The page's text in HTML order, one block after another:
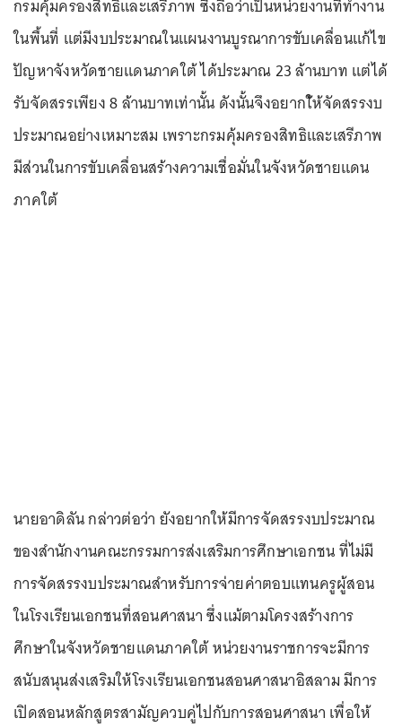
กรมคุ้มครองสิทธิและเสรีภาพ ซึ่งถือว่าเป็นหน่วยงานที่ทำงาน
ในพื้นที่ แต่มีงบประมาณในแผนงานบูรณาการขับเคลื่อนแก้ไข
ปัญหาจังหวัดชายแดนภาคใต้ ได้ประมาณ 23 ล้านบาท แต่ได้
รับจัดสรรเพียง 8 ล้านบาทเท่านั้น ดังนั้นจึงอยากใ้ห้จัดสรรงบ
ประมาณอย่างเหมาะสม เพราะกรมคุ้มครองสิทธิและเสรีภาพ
มีส่วนในการขับเคลื่อนสร้างความเชื่อมั่นในจังหวัดชายแดน
ภาคใต้
นายอาดิลัน กล่าวต่อว่า ยังอยากให้มีการจัดสรรงบประมาณ
ของสำนักงานคณะกรรมการส่งเสริมการศึกษาเอกชน ที่ไม่มี
การจัดสรรงบประมาณสำหรับการจ่ายค่าตอบแทนครูผู้สอน
ในโรงเรียนเอกชนที่สอนศาสนา ซึ่งแม้ตามโครงสร้างการ
ศึกษาในจังหวัดชายแดนภาคใต้ หน่วยงานราชการจะมีการ
สนับสนุนส่งเสริมให้โรงเรียนเอกชนสอนศาสนาอิสลาม มีการ
เปิดสอนหลักสูตรสามัญควบคู่ไปกับการสอนศาสนา เพื่อให้